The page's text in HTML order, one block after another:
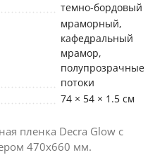
темно-бордовый
мраморный,
кафедральный
мрамор,
полупрозрачные
потоки
74 × 54 × 1.5 см
пленка Decra Glow с
470х660 мм.